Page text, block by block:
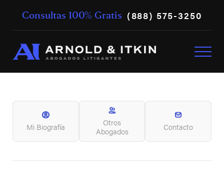
Consultas 100% Gratis (888) 575-3250
Mi Biografía
Otros
Abogados
Contacto